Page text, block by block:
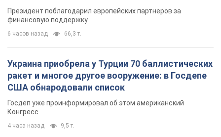
Президент поблагодарил европейских партнеров за
финансовую поддержку
6 часов назад 66,3 т.
Украина приобрела у Турции 70 баллистических
ракет и многое другое вооружение: в Госдепе
США обнародовали список
Госдеп уже проинформировал об этом американский
Конгресс
4 часа назад 9,5 т.